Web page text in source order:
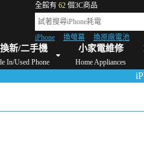
全館有 62 個3C商品
iPhone 換螢幕
換原廠電池
新/二手機
In/Used Phone
小家電維修
Home Appliances
維修/價格 Dyson維修/價格 Mac